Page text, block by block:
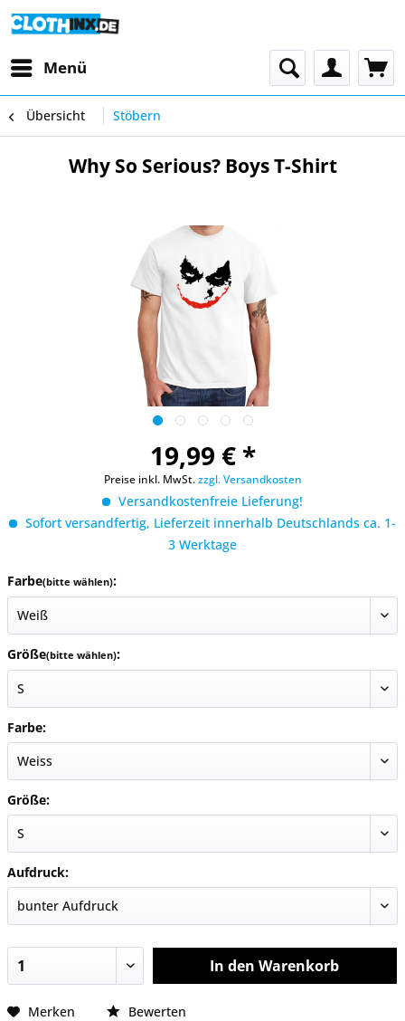
Menü
Übersicht Stöbern
Why So Serious? Boys T-Shirt
19,99 € *
Preise inkl. MwSt.zzgl. Versandkosten
Versandkostenfreie Lieferung!
Sofort versandfertig, Lieferzeit innerhalb Deutschlands ca. 1-
3 Werktage
Farbe(bitte wählen):
Größe(bitte wählen):
Farbe:
Größe:
Aufdruck:
In den Warenkorb
Merken Bewerten